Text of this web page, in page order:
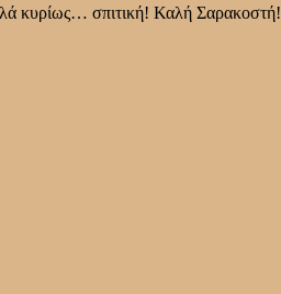
κυρίως… σπιτική! Καλή Σαρακοστή!